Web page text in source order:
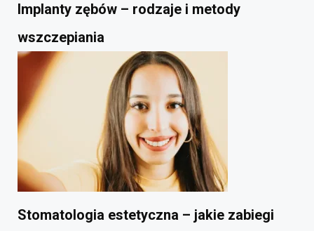
Implanty zębów – rodzaje i metody
wszczepiania
Stomatologia estetyczna – jakie zabiegi